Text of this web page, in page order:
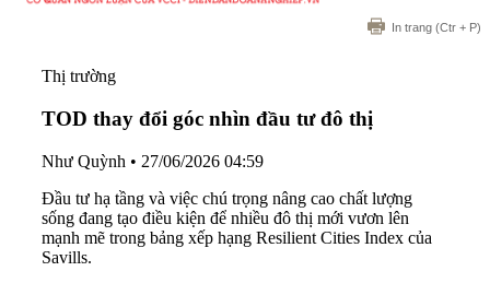
In trang (Ctr + P)
Thị trường
TOD thay đổi góc nhìn đầu tư đô thị
Như Quỳnh • 27/06/2026 04:59
Đầu tư hạ tầng và việc chú trọng nâng cao chất lượng
sống đang tạo điều kiện để nhiều đô thị mới vươn lên
mạnh mẽ trong bảng xếp hạng Resilient Cities Index của
Savills.